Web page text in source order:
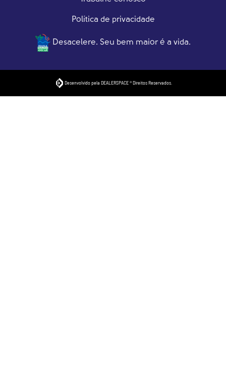
Política de privacidade
Desacelere. Seu bem maior é a vida.
Desenvolvido pela DEALERSPACE ® Direitos Reservados.